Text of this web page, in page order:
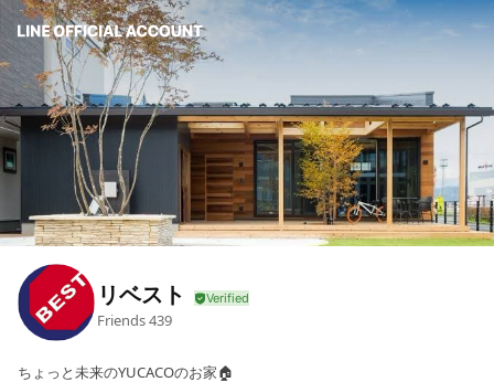
リベスト
Friends439
ちょっと未来のYUCACOのお家🏠